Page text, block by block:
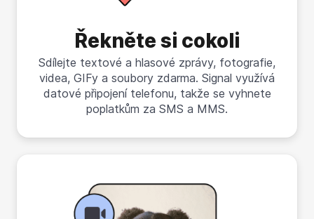
Řekněte si cokoli
Sdílejte textové a hlasové zprávy, fotografie,
videa, GIFy a soubory zdarma. Signal využívá
datové připojení telefonu, takže se vyhnete
poplatkům za SMS a MMS.